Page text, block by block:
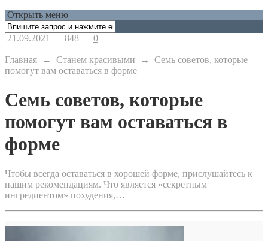
Открыть меню
21.09.2021 848 0
Главная → Станем красивыми → Семь советов, которые
помогут вам оставаться в форме
Семь советов, которые
помогут вам оставаться в
форме
Чтобы всегда оставаться в хорошей форме, прислушайтесь к
нашим рекомендациям. Что является «секретным
ингредиентом» похудения,…